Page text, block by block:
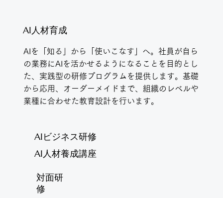
AI人材育成
AIを「知る」から「使いこなす」へ。社員が自ら
の業務にAIを活かせるようになることを目的とし
た、実践型の研修プログラムを提供します。基礎
から応用、オーダーメイドまで、組織のレベルや
業種に合わせた教育設計を行います。
AIビジネス研修
AI人材養成講座
対面研
修